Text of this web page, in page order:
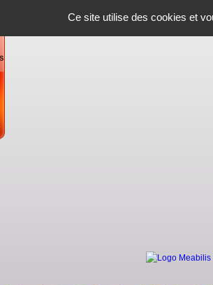
Ce site utilise des cookies et